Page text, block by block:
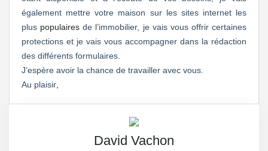
également mettre votre maison sur les sites internet les
plus populairesde l’immobilier, je vais vous offrir certaines
protections et je vais vous accompagner dans la rédaction
des différents formulaires.
J’espère avoir la chance de travailler avec vous.
Au plaisir
David Vachon